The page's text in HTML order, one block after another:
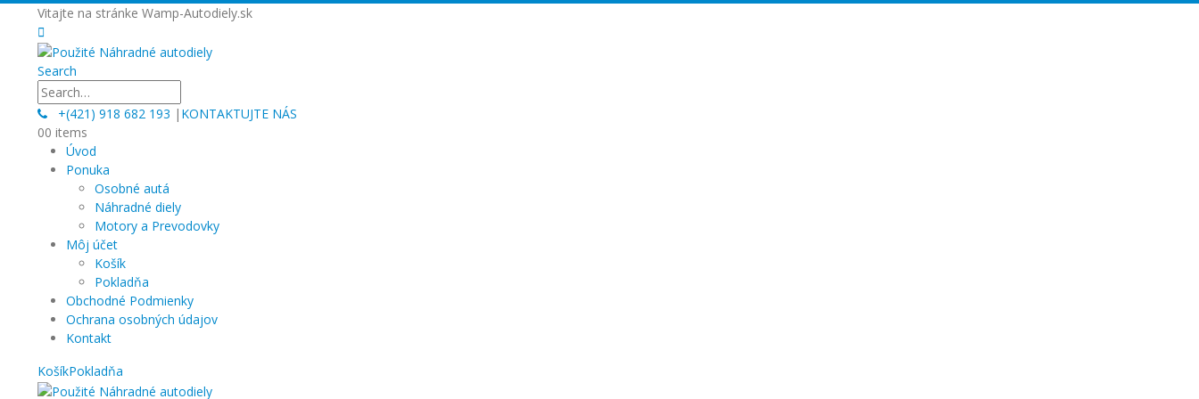
Vitajte na stránke Wamp-Autodiely.sk
Search
+(421) 918 682 193 | KONTAKTUJTE NÁS
00 items
Úvod
Ponuka
Osobné autá
Náhradné diely
Motory a Prevodovky
Môj účet
Košík
Pokladňa
Obchodné Podmienky
Ochrana osobných údajov
Kontakt
KošíkPokladňa